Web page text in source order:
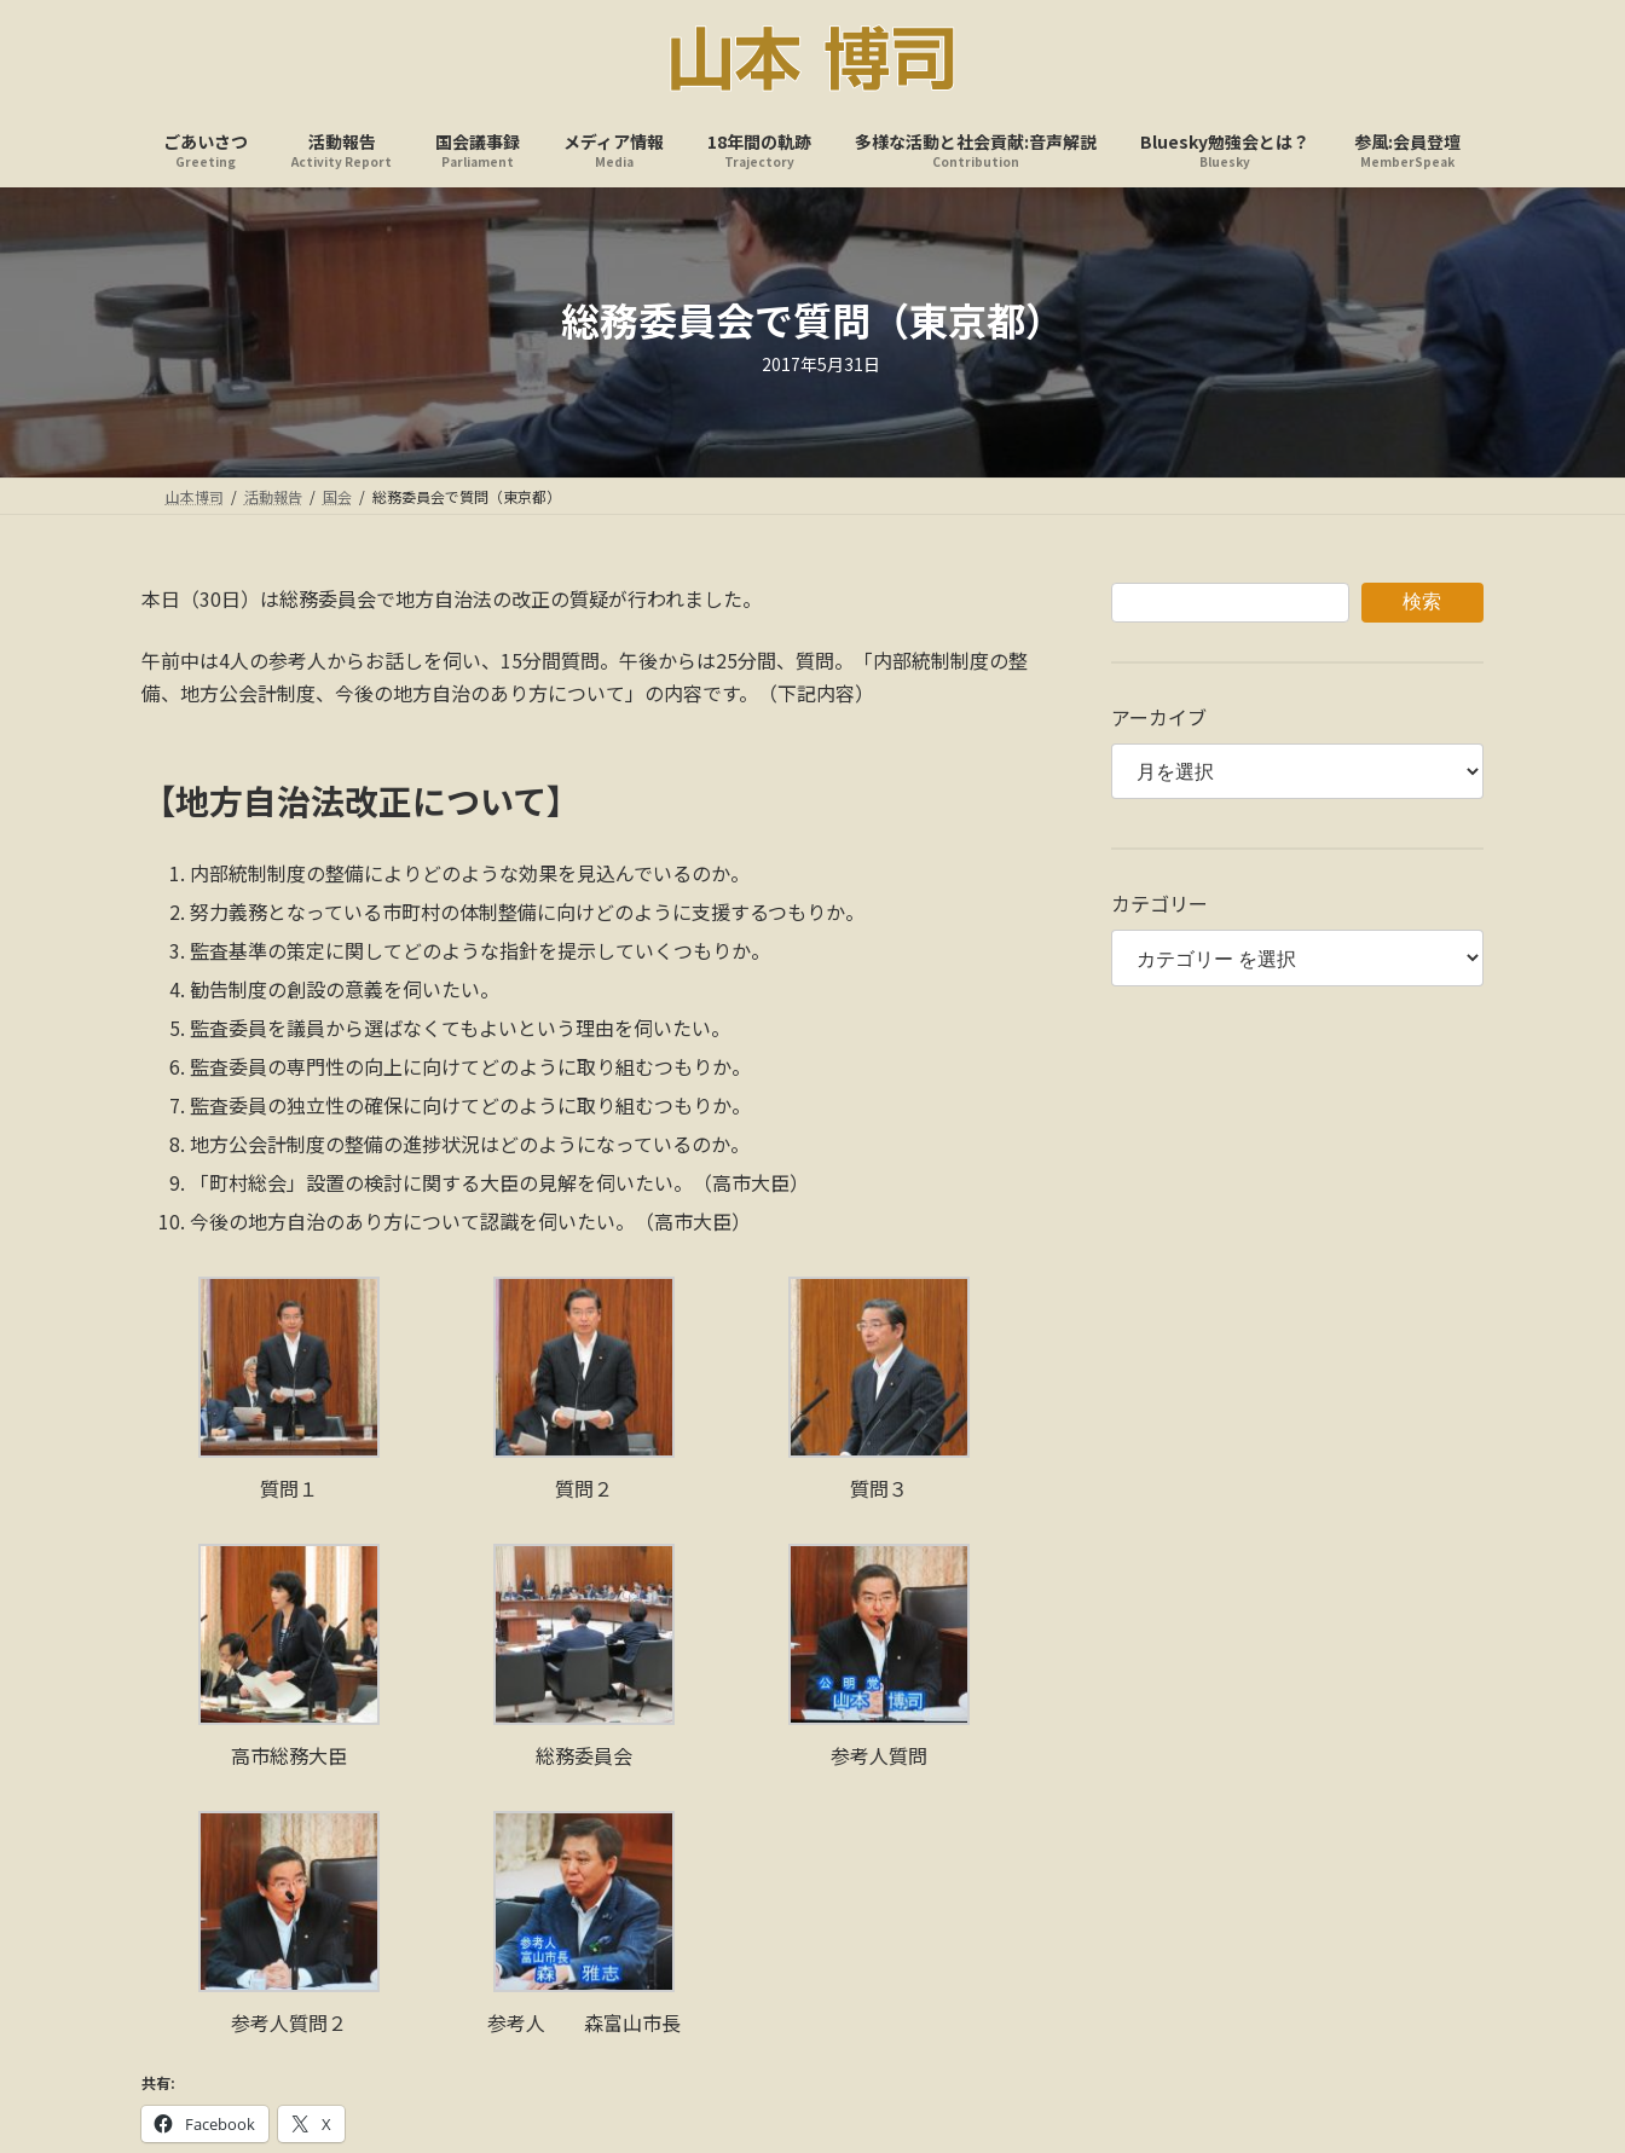
ス
ッ
ン
移
ごあいさつ
Greeting
活動報告
Activity Report
国会議事録
Parliament
メディア情報
Media
18年間の軌跡
Trajectory
多様な活動と社会貢献:音声解説
Contribution
Bluesky勉強会とは？
Bluesky
参風:会員登壇
MemberSpeak
総務委員会で質問（東京都）
最
終
日
時
2017年5月31日
山本博司 活動報告 国会 総務委員会で質問（東京都）
本日（30日）は総務委員会で地方自治法の改正の質疑が行われました。
午前中は4人の参考人からお話しを伺い、15分間質問。午後からは25分間、質問。「内部統制制度の整
備、地方公会計制度、今後の地方自治のあり方について」の内容です。（下記内容）
【地方自治法改正について】
内部統制制度の整備によりどのような効果を見込んでいるのか。
努力義務となっている市町村の体制整備に向けどのように支援するつもりか。
監査基準の策定に関してどのような指針を提示していくつもりか。
勧告制度の創設の意義を伺いたい。
監査委員を議員から選ばなくてもよいという理由を伺いたい。
監査委員の専門性の向上に向けてどのように取り組むつもりか。
監査委員の独立性の確保に向けてどのように取り組むつもりか。
地方公会計制度の整備の進捗状況はどのようになっているのか。
「町村総会」設置の検討に関する大臣の見解を伺いたい。（高市大臣）
今後の地方自治のあり方について認識を伺いたい。（高市大臣）
質問１ 質問２ 質問３
高市総務大臣 総務委員会 参考人質問
参考人質問２ 参考人 森富山市長
共有:
Facebook X
検索
アーカイブ
カテゴリー